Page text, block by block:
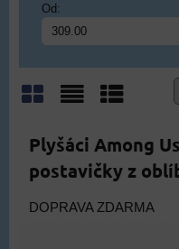
Od:
Plyšáci Among
postavičky z
DOPRAVA ZDARMA